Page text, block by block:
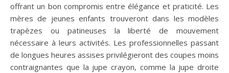
offrant un bon compromis entre élégance et praticité. Les
mères de jeunes enfants trouveront dans les modèles
trapèzes ou patineuses la liberté de mouvement
nécessaire à leurs activités. Les professionnelles passant
de longues heures assises privilégieront des coupes moins
contraignantes que la jupe crayon, comme la jupe droite